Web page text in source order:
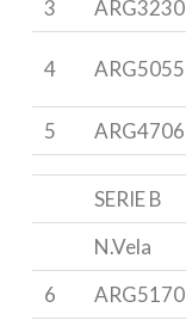
3
ARG3230
4 ARG5055
5 ARG4706
SERIE B
N.Vela
6
ARG5170